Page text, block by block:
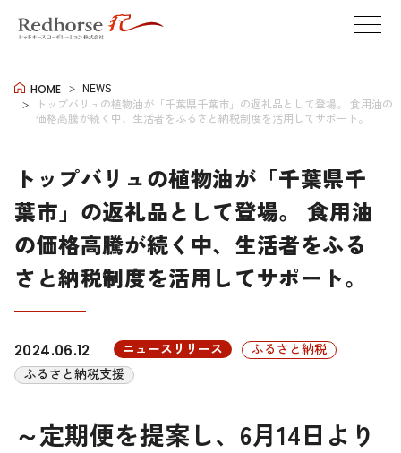
HOME
NEWS
トップバリュの植物油が「千葉県千葉市」の返礼品として登場。 食用油の
価格高騰が続く中、生活者をふるさと納税制度を活用してサポート。
トップバリュの植物油が「千葉県千
葉市」の返礼品として登場。 食用油
の価格高騰が続く中、生活者をふる
さと納税制度を活用してサポート。
2024.06.12 ニュースリリース
ふるさと納税
ふるさと納税支援
～定期便を提案し、6月14日より